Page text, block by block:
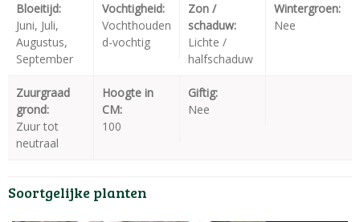
Bloeitijd:
Juni, Juli,
Augustus,
September
Vochtigheid:
Vochthouden
d-vochtig
Zon /
schaduw:
Lichte /
halfschaduw
Wintergroen:
Nee
Zuurgraad
grond:
Zuur tot
neutraal
Hoogte in
CM:
100
Giftig:
Nee
Soortgelijke planten